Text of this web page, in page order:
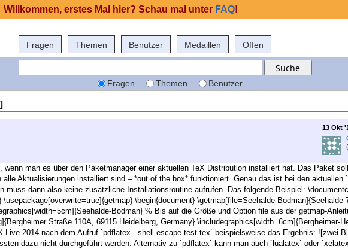
Fragen Themen Benutzer Medaillen Offen
Fragen Themen Benutzer
]
13 Okt
wenn man es über den Paketmanager einer aktuellen TeX Distribution installiert hat. Das Paket
Aktualisierungen installiert sind – *out of the box* funktioniert. Genau das ist bei den aktuellen
muss dann also keine zusätzliche Installationsroutine aufrufen. Das folgende Beispiel:
\begin{document} \getmap[file=Seehalde-Bodman]{Seehalde
Bodman} % Bis auf die Größe und Option file aus der getmap-
Straße 110A, 69115 Heidelberg, Germany} \includegraphics[width=6cm]{Bergheimer-
Live 2014 nach dem Aufruf `pdflatex --shell-escape test.tex` beispielsweise das Ergebnis: ![zwei
dazu nicht durchgeführt werden. Alternativ zu `pdflatex` kann man auch `lualatex` oder
Willkommen, erstes Mal hier? Schau mal unter FAQ!